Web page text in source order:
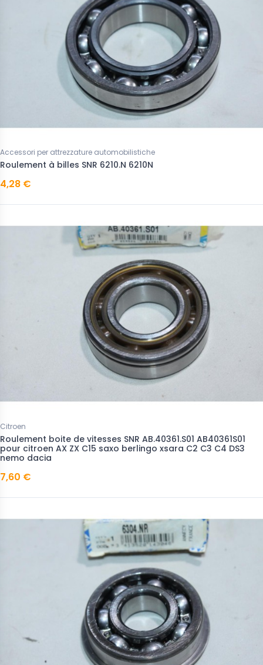
Accessori per attrezzature automobilistiche
Roulement à billes SNR 6210.N 6210N
4,28 €
Citroen
Roulement boite de vitesses SNR AB.40361.S01 AB40361S01
pour citroen AX ZX C15 saxo berlingo xsara C2 C3 C4 DS3
nemo dacia
7,60 €